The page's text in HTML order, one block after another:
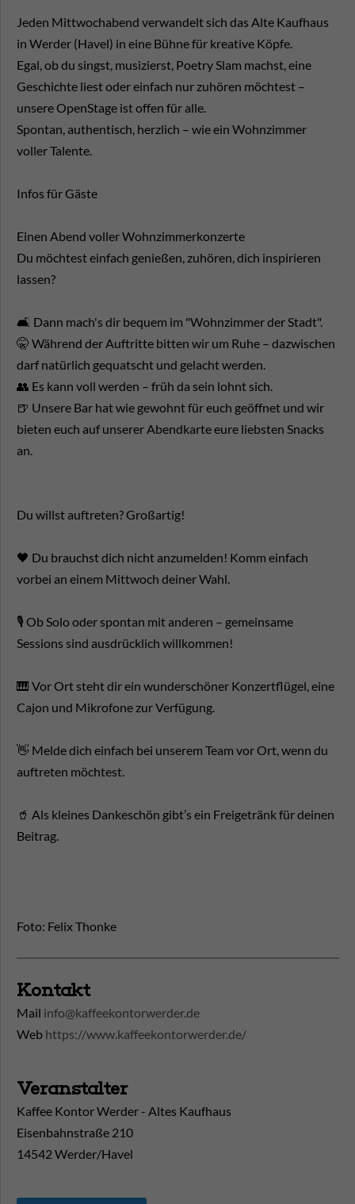
Jeden Mittwochabend verwandelt sich das Alte Kaufhaus
in Werder (Havel) in eine Bühne für kreative Köpfe.
Egal, ob du singst, musizierst, Poetry Slam machst, eine
Geschichte liest oder einfach nur zuhören möchtest –
unsere OpenStage ist offen für alle.
Spontan, authentisch, herzlich – wie ein Wohnzimmer
voller Talente.
Infos für Gäste
Einen Abend voller Wohnzimmerkonzerte
Du möchtest einfach genießen, zuhören, dich inspirieren
lassen?
🛋️ Dann mach's dir bequem im "Wohnzimmer der Stadt".
🤫 Während der Auftritte bitten wir um Ruhe – dazwischen
darf natürlich gequatscht und gelacht werden.
👥 Es kann voll werden – früh da sein lohnt sich.
🍺 Unsere Bar hat wie gewohnt für euch geöffnet und wir
bieten euch auf unserer Abendkarte eure liebsten Snacks
an.
Du willst auftreten? Großartig!
🖤 Du brauchst dich nicht anzumelden! Komm einfach
vorbei an einem Mittwoch deiner Wahl.
🎙️ Ob Solo oder spontan mit anderen – gemeinsame
Sessions sind ausdrücklich willkommen!
🎹 Vor Ort steht dir ein wunderschöner Konzertflügel, eine
Cajon und Mikrofone zur Verfügung.
👋 Melde dich einfach bei unserem Team vor Ort, wenn du
auftreten möchtest.
🥤 Als kleines Dankeschön gibt’s ein Freigetränk für deinen
Beitrag.
Foto: Felix Thonke
Kontakt
Mail info@kaffeekontorwerder.de
Web https://www.kaffeekontorwerder.de/
Veranstalter
Kaffee Kontor Werder - Altes Kaufhaus
Eisenbahnstraße 210
14542 Werder/Havel